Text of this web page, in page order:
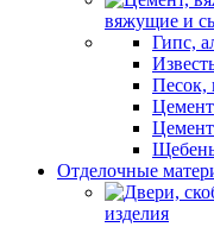
вяжущие и
Гипс,
Песок,
Цемент
Отделочные
изделия